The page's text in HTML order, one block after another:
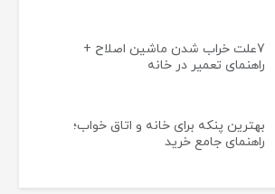
7علت خراب شدن ماشین اصلاح +
راهنمای تعمیر در خانه
بهترین پنکه برای خانه و اتاق خواب؛
راهنمای جامع خرید